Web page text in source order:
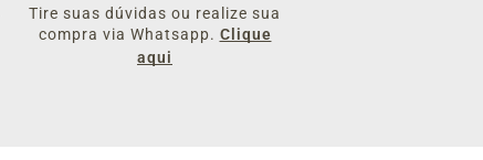
Tire suas dúvidas ou realize sua
compra via Whatsapp. Clique
aqui